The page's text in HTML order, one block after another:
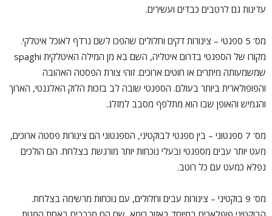
עדינות גם לרטבים כבדים ועשירים.
מס' 5 ספגטי – צינורות דקים וחלולים שהפכו לשם נרדף לאוכל איטלקי.
מקורו של הספגטי בדרום איטליה, השם בא מן המילה האיטלקית spaghi
שמשמעותה מיתרים או חוטים ארוכים. זוהי צורת הפסטה האהובה
והפופולארית ביותר בעולם. הספגטי שובה לב בזכות הלוק האלגנטי, הארוך
והגמיש והאופן שבו הוא מתלפף מסבב למזלג.
מס' 7 ספגטוני – בין ספגטי לבוקטיני, הספגטוני הם צינורות פסטה ארוכים,
מעט יותר עבים מספגטי ובעלי נוכחות יותר מורגשת בצלחת. הם הולכים
נפלא כמעט עם כל רוטב.
מס' 9 בוקטיני – צינורות עבים וחלולים, עם נוכחות מרשימה בצלחת.